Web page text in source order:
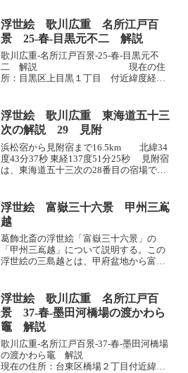
奈川湊がありました。宿は本陣2軒、旅...
浮世絵 歌川広重 名所江戸百
景 25-春-目黒元不二 解説
歌川広重-名所江戸百景-25-春-目黒元不
二 解説 現在の住
所：目黒区上目黒１丁目 付近緯度経
説＜１＞ はじめに「目黒元不二」は、
江...
浮世絵 歌川広重 東海道五十三
次の解説 29 見附
浜松宿から見附宿まで16.5km 北緯34
度43分37秒 東経137度51分25秒 見附宿
は、東海道五十三次の28番目の宿場で
ることが由来です。西北方向には一の...
浮世絵 富嶽三十六景 甲州三嶌
越
葛飾北斎の浮世絵「富嶽三十六景」の
「甲州三嶌越」について説明する。この
浮世絵の三島越とは、甲府盆地から富士
梨県と静岡県の県境当たりである。この
浮世絵の構図は鎌倉往還の甲...
浮世絵 歌川広重 名所江戸百
景 37-春-墨田河橋場の渡かわら
竈 解説
歌川広重-名所江戸百景-37-春-墨田河橋場
の渡かわら竈 解説
現在の住所：台東区橋場２丁目付近緯度